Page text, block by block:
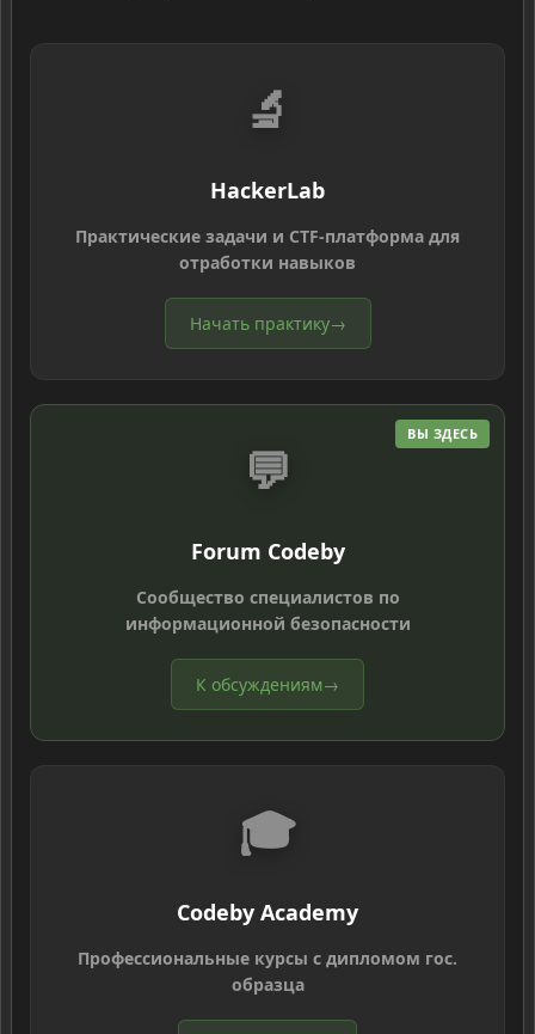
🔬
HackerLab
Практические задачи и CTF-платформа для
отработки навыков
Начать практику→
ВЫ ЗДЕСЬ
💬
Forum Codeby
Сообщество специалистов по
информационной безопасности
К обсуждениям→
🎓
Codeby Academy
Профессиональные курсы с дипломом гос.
образца